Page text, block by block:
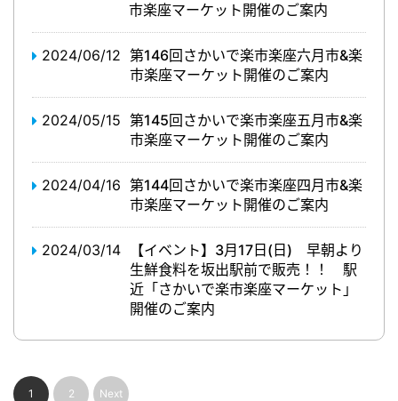
市楽座マーケット開催のご案内
2024/06/12 第146回さかいで楽市楽座六月市&楽
市楽座マーケット開催のご案内
2024/05/15 第145回さかいで楽市楽座五月市&楽
市楽座マーケット開催のご案内
2024/04/16 第144回さかいで楽市楽座四月市&楽
市楽座マーケット開催のご案内
2024/03/14
【イベント】3月17日(日) 早朝より
生鮮食料を坂出駅前で販売！！ 駅
近「さかいで楽市楽座マーケット」
開催のご案内
1 2 Next